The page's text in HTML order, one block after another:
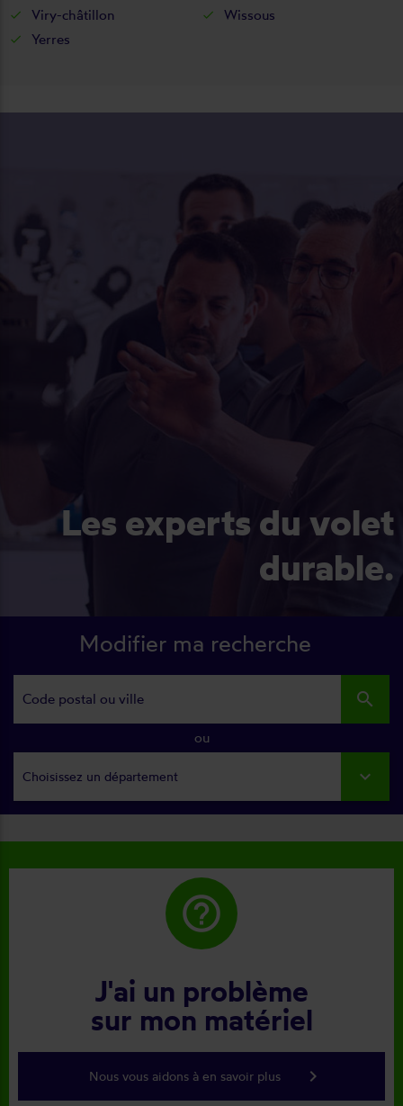
Viry-châtillon
Wissous
Yerres
Les experts du volet
durable.
Modifier ma recherche
search
ou
Choisissez un département
help_outline
J'ai un problème
sur mon matériel
Nous vous aidons à en savoir plus keyboard_arrow_right